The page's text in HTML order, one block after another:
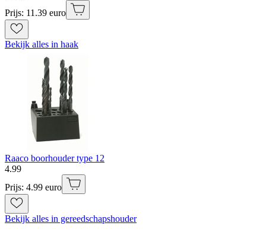
Prijs: 11.39 euro
Bekijk alles in haak
Raaco boorhouder type 12
4.99
Prijs: 4.99 euro
Bekijk alles in gereedschapshouder